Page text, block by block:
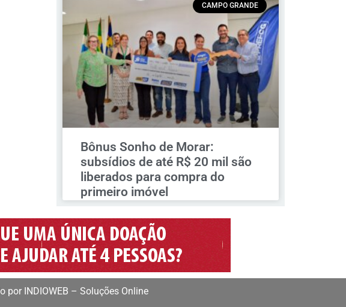
CAMPO GRANDE
Bônus Sonho de Morar:
subsídios de até R$ 20 mil são
liberados para compra do
primeiro imóvel
INDIOWEB – Soluções Online